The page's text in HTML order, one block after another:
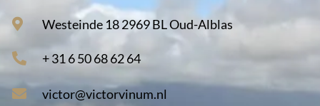
Westeinde 18 2969 BL Oud-Alblas
+ 31 6 50 68 62 64
victor@victorvinum.nl